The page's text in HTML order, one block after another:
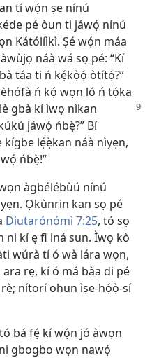
tí wọ́n ṣe nínú
pé òun ti jáwọ́ nínú
Kátólíìkì. Ṣé wọ́n máa
náà wá sọ pé: “Kí
táa ti ń kẹ́kọ̀ọ́ òtítọ́?”
ń kọ́ wọn ló ń tọ́ka
lè gbà kí ìwọ nìkan
jáwọ́ ńbẹ̀?” Bí
lẹ́ẹ̀kan náà nìyẹn,
ńbẹ̀!”
àgbélébùú nínú
Ọkùnrin kan sọ pé
Diutarónómì 7:25, tó sọ
ni kí ẹ fi iná sun. Ìwọ kò
wúrà tí ó wà lára wọn,
rẹ, kí ó má bàa di pé
nítorí ohun ìṣe-họ́ọ̀-sí
bá fẹ́ kí wọ́n jó àwọn
gbogbo wọn nawọ́